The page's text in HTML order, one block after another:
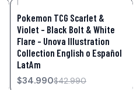
Pokemon TCG Scarlet &
Violet – Black Bolt & White
Flare – Unova Illustration
Collection English o Español
LatAm
$34.990$42.990